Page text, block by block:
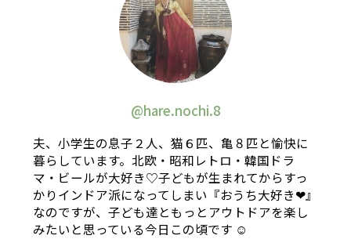
@hare.nochi.8
夫、小学生の息子２人、猫６匹、亀８匹と愉快に
暮らしています。北欧・昭和レトロ・韓国ドラ
マ・ビールが大好き♡子どもが生まれてからすっ
かりインドア派になってしまい『おうち大好き❤︎』
なのですが、子ども達ともっとアウトドアを楽し
みたいと思っている今日この頃です ☺︎